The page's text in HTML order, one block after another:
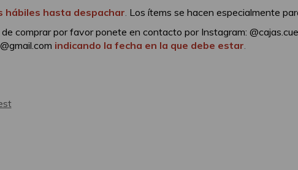
hábiles hasta despachar. Los ítems se hacen especialmente
comprar por favor ponete en contacto por Instagram:
indicando la fecha en la que debe estar.